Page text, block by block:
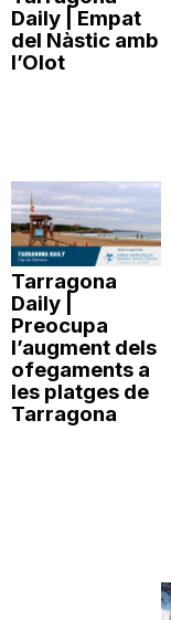
Daily | Empat
del Nàstic amb
l’Olot
Tarragona
Daily |
Preocupa
l’augment dels
ofegaments a
les platges de
Tarragona